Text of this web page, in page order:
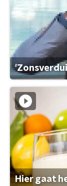
Hier gaat